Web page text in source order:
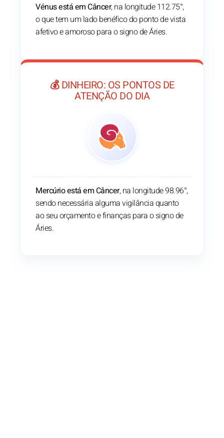
Vénus está em Câncer, na longitude 112.75°,
o que tem um lado benéfico do ponto de vista
afetivo e amoroso para o signo de Áries.
💰 DINHEIRO: OS PONTOS DE
ATENÇÃO DO DIA
Mercúrio está em Câncer, na longitude 98.96°,
sendo necessária alguma vigilância quanto
ao seu orçamento e finanças para o signo de
Áries.